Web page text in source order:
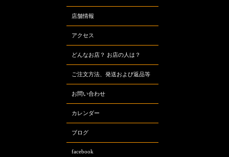
店舗情報
アクセス
どんなお店？ お店の人は？
ご注文方法、発送および返品等
お問い合わせ
カレンダー
ブログ
facebook